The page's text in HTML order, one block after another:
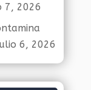
7, 2026
6, 2026